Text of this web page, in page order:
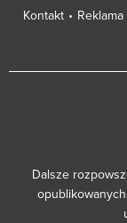
Kontakt Reklama
Dalsze